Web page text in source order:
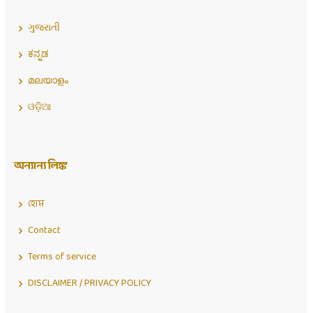
ગુજરાતી
ಕನ್ನಡ
മലയാളം
ଓଡ଼ିଆ
অন্যান্য লিঙ্ক
হোম
Contact
Terms of service
DISCLAIMER / PRIVACY POLICY